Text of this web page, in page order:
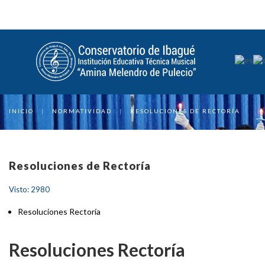
INICIO | NORMATIVIDAD | RESOLUCIONES DE RECTORÍA
Resoluciones de Rectoría
Visto: 2980
Resoluciones Rectoría
Resoluciones Rectoría